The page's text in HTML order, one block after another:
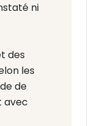
ni
des
les
de
avec